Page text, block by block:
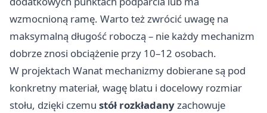
wzmocnioną ramę. Warto też zwrócić uwagę na
maksymalną długość roboczą – nie każdy mechanizm
dobrze znosi obciążenie przy 10–12 osobach.
W projektach Wanat mechanizmy dobierane są pod
konkretny materiał, wagę blatu i docelowy rozmiar
stołu, dzięki czemu stół rozkładanyzachowuje